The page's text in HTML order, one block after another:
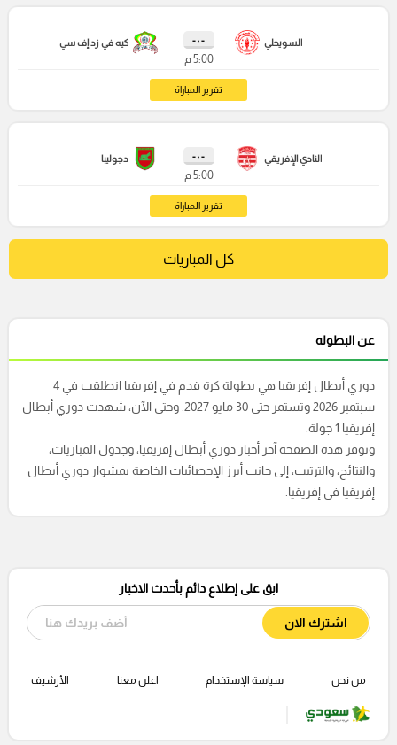
السويحلي - : -
5:00 م
كيه في زد إف سي
تقرير المباراة
النادي الإفريقي - : -
5:00 م
دجوليبا
تقرير المباراة
كل المباريات
عن البطوله
دوري أبطال إفريقيا هي بطولة كرة قدم في إفريقيا انطلقت في 4
سبتمبر 2026 وتستمر حتى 30 مايو 2027. وحتى الآن، شهدت دوري أبطال
إفريقيا 1 جولة.
وتوفر هذه الصفحة آخر أخبار دوري أبطال إفريقيا، وجدول المباريات،
والنتائج، والترتيب، إلى جانب أبرز الإحصائيات الخاصة بمشوار دوري أبطال
إفريقيا في إفريقيا.
ابق على إطلاع دائم بأحدث الاخبار
اشترك الان
من نحن سياسة الإستخدام اعلن معنا الأرشيف